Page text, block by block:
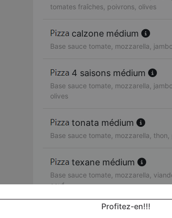
tomates fraîches, poivrons, olives
calzone médium
Base sauce tomate, mozzarella,
4 saisons médium
Base sauce tomate, mozzarella,
olives
tonata médium
Base sauce tomate, mozzarella,
texane médium
Base sauce tomate, mozzarella,
oeuf
orientale médium
Profitez-en!!!